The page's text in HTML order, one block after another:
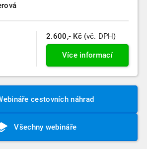
2.600,- Kč (vč. DPH)
Více informací
cestovních náhrad
Všechny webináře